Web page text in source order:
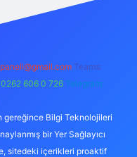
Teams:
606 0 726 Telegram:
gereğince Bilgi Teknolojileri
bir Yer Sağlayıcı
sitedeki içerikleri proaktif